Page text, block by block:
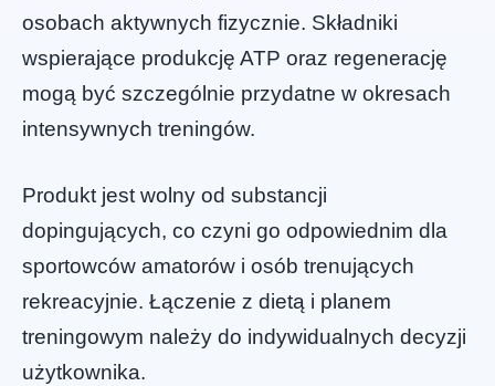
osobach aktywnych fizycznie. Składniki
wspierające produkcję ATP oraz regenerację
mogą być szczególnie przydatne w okresach
intensywnych treningów.
Produkt jest wolny od substancji
dopingujących, co czyni go odpowiednim dla
sportowców amatorów i osób trenujących
rekreacyjnie. Łączenie z dietą i planem
treningowym należy do indywidualnych decyzji
użytkownika.